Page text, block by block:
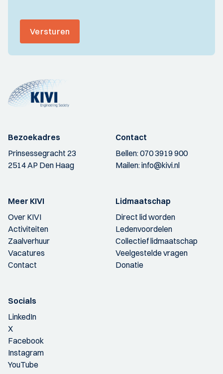
Versturen
Bezoekadres
Prinsessegracht 23
2514 AP Den Haag
Contact
Bellen:070 3919 900
Mailen:info@kivi.nl
Meer KIVI
Over KIVI
Activiteiten
Zaalverhuur
Vacatures
Contact
Lidmaatschap
Direct lid worden
Ledenvoordelen
Collectief lidmaatschap
Veelgestelde vragen
Donatie
Socials
LinkedIn
X
Facebook
Instagram
YouTube